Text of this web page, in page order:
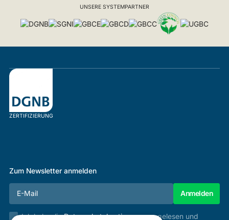
UNSERE SYSTEMPARTNER
ZERTIFIZIERUNG
Zum Newsletter anmelden
Ich habe dieDatenschutzbestimmungengelesen und